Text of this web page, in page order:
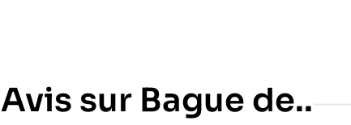
Avis sur Bague de..